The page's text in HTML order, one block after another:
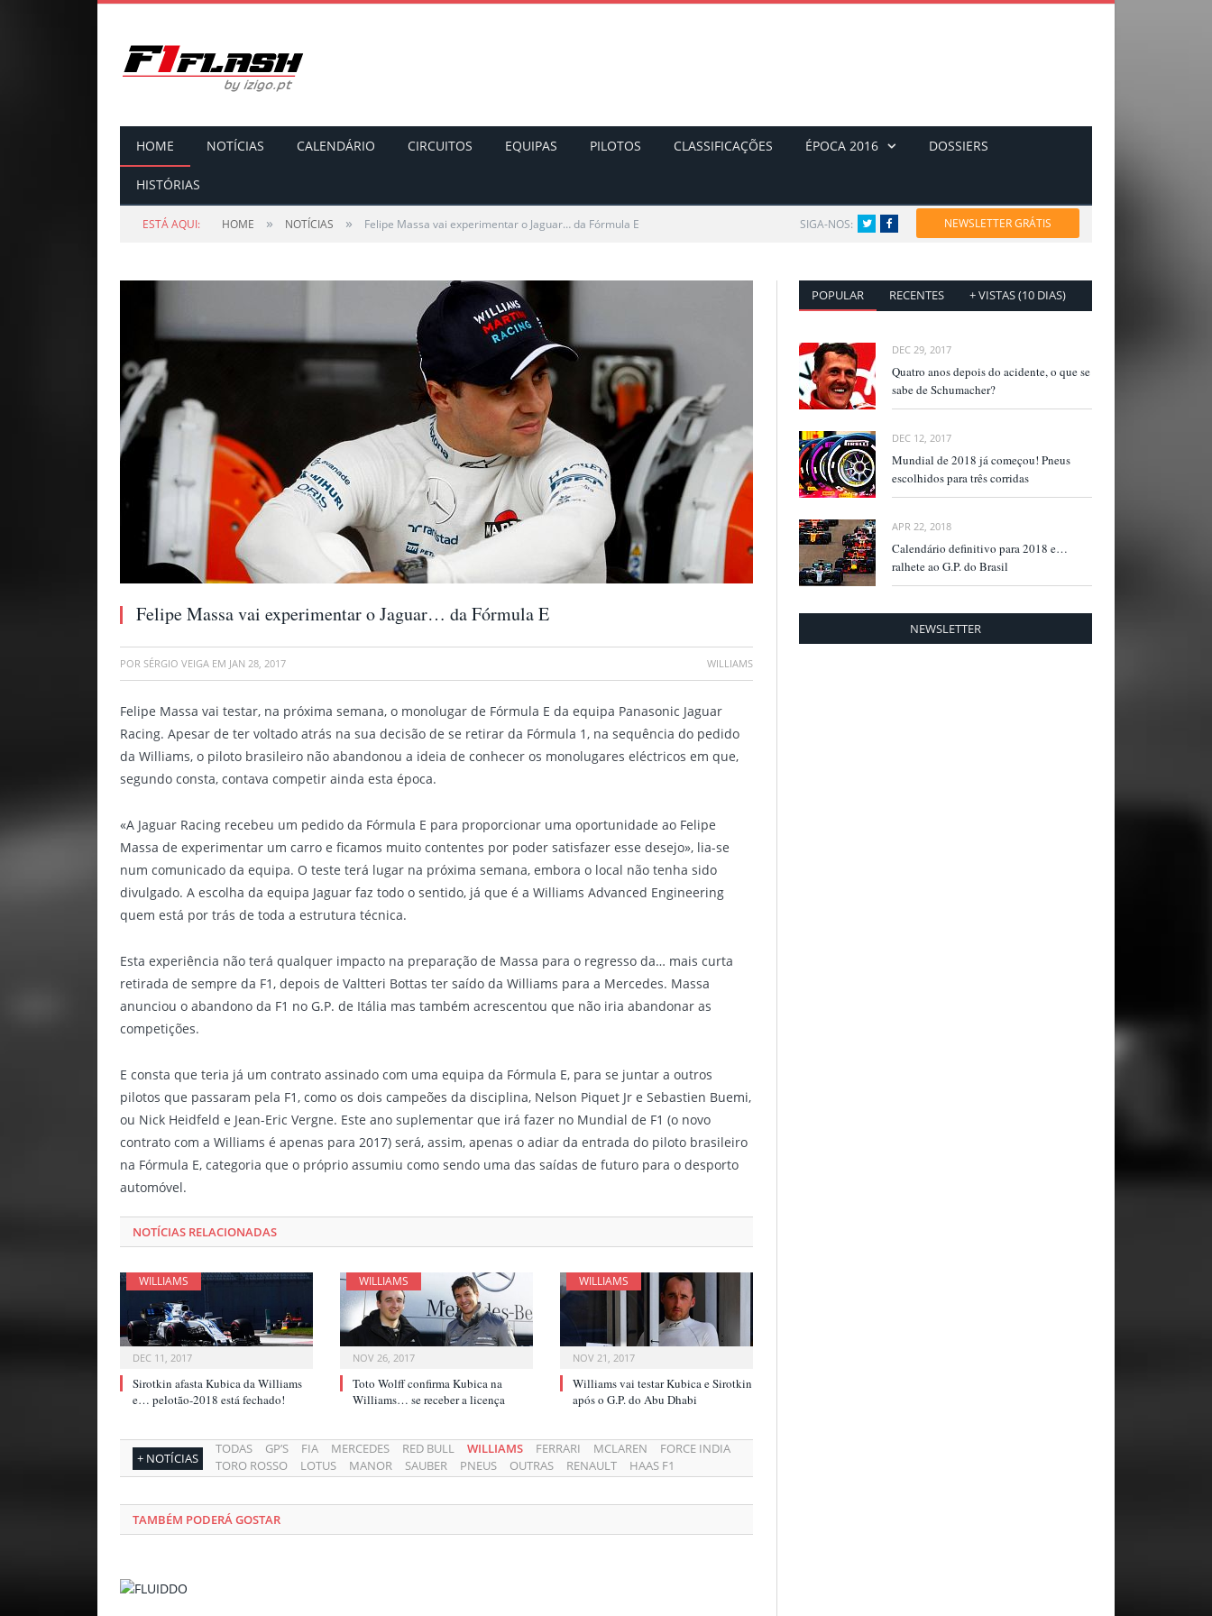
HOME NOTÍCIAS CALENDÁRIO CIRCUITOS EQUIPAS PILOTOS CLASSIFICAÇÕES ÉPOCA 2016 DOSSIERS
HISTÓRIAS
ESTÁ AQUI: HOME » NOTÍCIAS » Felipe Massa vai experimentar o Jaguar… da Fórmula E SIGA-NOS: TwitterFacebook NEWSLETTER GRÁTIS
Felipe Massa vai experimentar o Jaguar… da Fórmula E
POR SÉRGIO VEIGA EM JAN 28, 2017 WILLIAMS
Felipe Massa vai testar, na próxima semana, o monolugar de Fórmula E da equipa Panasonic Jaguar
Racing. Apesar de ter voltado atrás na sua decisão de se retirar da Fórmula 1, na sequência do pedido
da Williams, o piloto brasileiro não abandonou a ideia de conhecer os monolugares eléctricos em que,
segundo consta, contava competir ainda esta época.
«A Jaguar Racing recebeu um pedido da Fórmula E para proporcionar uma oportunidade ao Felipe
Massa de experimentar um carro e ficamos muito contentes por poder satisfazer esse desejo», lia-se
num comunicado da equipa. O teste terá lugar na próxima semana, embora o local não tenha sido
divulgado. A escolha da equipa Jaguar faz todo o sentido, já que é a Williams Advanced Engineering
quem está por trás de toda a estrutura técnica.
Esta experiência não terá qualquer impacto na preparação de Massa para o regresso da… mais curta
retirada de sempre da F1, depois de Valtteri Bottas ter saído da Williams para a Mercedes. Massa
anunciou o abandono da F1 no G.P. de Itália mas também acrescentou que não iria abandonar as
competições.
E consta que teria já um contrato assinado com uma equipa da Fórmula E, para se juntar a outros
pilotos que passaram pela F1, como os dois campeões da disciplina, Nelson Piquet Jr e Sebastien Buemi,
ou Nick Heidfeld e Jean-Eric Vergne. Este ano suplementar que irá fazer no Mundial de F1 (o novo
contrato com a Williams é apenas para 2017) será, assim, apenas o adiar da entrada do piloto brasileiro
na Fórmula E, categoria que o próprio assumiu como sendo uma das saídas de futuro para o desporto
automóvel.
NOTÍCIAS RELACIONADAS
WILLIAMS
DEC 11, 2017
Sirotkin afasta Kubica da Williams
e… pelotão-2018 está fechado!
WILLIAMS
NOV 26, 2017
Toto Wolff confirma Kubica na
Williams… se receber a licença
WILLIAMS
NOV 21, 2017
Williams vai testar Kubica e Sirotkin
após o G.P. do Abu Dhabi
+ NOTÍCIAS
TODAS GP’S FIA MERCEDES RED BULL WILLIAMS FERRARI MCLAREN
FORCE INDIA
TORO ROSSO
LOTUS MANOR SAUBER PNEUS OUTRAS RENAULT HAAS F1
TAMBÉM PODERÁ GOSTAR
POPULAR RECENTES + VISTAS (10 DIAS)
DEC 29, 2017
Quatro anos depois do acidente, o que se
sabe de Schumacher?
DEC 12, 2017
Mundial de 2018 já começou! Pneus
escolhidos para três corridas
APR 22, 2018
Calendário definitivo para 2018 e…
ralhete ao G.P. do Brasil
NEWSLETTER